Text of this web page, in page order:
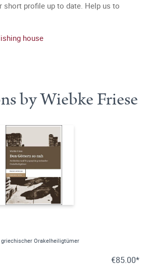
short profile up to date. Help us to
house
by Wiebke Friese
Orakelheiligtümer
€85.00*